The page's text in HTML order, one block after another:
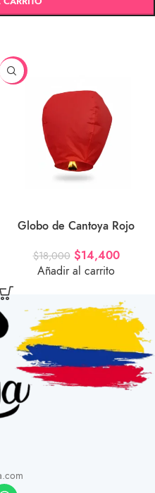
-20%
Globo de Cantoya Rojo
$18,000 $14,400
Añadir al carrito